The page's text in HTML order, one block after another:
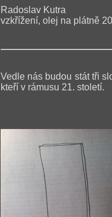
Radoslav Kutra
vzkřížení, olej na plátně
Vedle nás budou stát tři
kteří v rámusu 21. století.